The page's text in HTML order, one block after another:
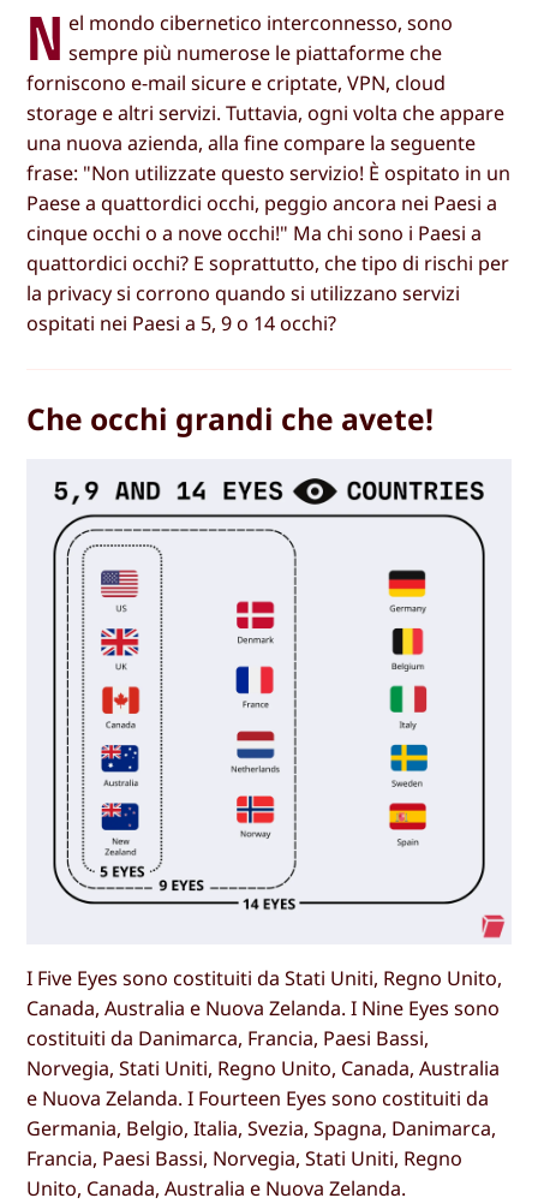
N el mondo cibernetico interconnesso, sono
sempre più numerose le piattaforme che
forniscono e-mail sicure e criptate, VPN, cloud
storage e altri servizi. Tuttavia, ogni volta che appare
una nuova azienda, alla fine compare la seguente
frase: "Non utilizzate questo servizio! È ospitato in un
Paese a quattordici occhi, peggio ancora nei Paesi a
cinque occhi o a nove occhi!" Ma chi sono i Paesi a
quattordici occhi? E soprattutto, che tipo di rischi per
la privacy si corrono quando si utilizzano servizi
ospitati nei Paesi a 5, 9 o 14 occhi?
Che occhi grandi che avete!
I Five Eyes sono costituiti da Stati Uniti, Regno Unito,
Canada, Australia e Nuova Zelanda. I Nine Eyes sono
costituiti da Danimarca, Francia, Paesi Bassi,
Norvegia, Stati Uniti, Regno Unito, Canada, Australia
e Nuova Zelanda. I Fourteen Eyes sono costituiti da
Germania, Belgio, Italia, Svezia, Spagna, Danimarca,
Francia, Paesi Bassi, Norvegia, Stati Uniti, Regno
Unito, Canada, Australia e Nuova Zelanda.